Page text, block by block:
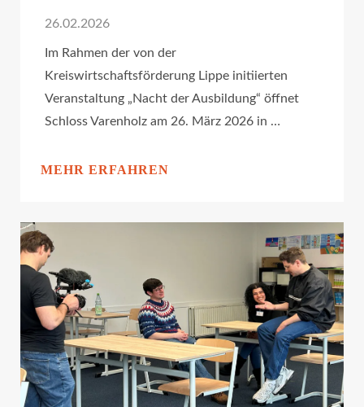
26.02.2026
Im Rahmen der von der
Kreiswirtschaftsförderung Lippe initiierten
Veranstaltung „Nacht der Ausbildung“ öffnet
Schloss Varenholz am 26. März 2026 in …
MEHR ERFAHREN